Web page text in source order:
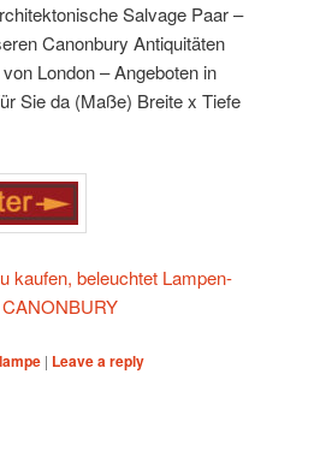
Salvage Paar –
Canonbury Antiquitäten
London – Angeboten in
Sie da (Maße) Breite x Tiefe
kaufen, beleuchtet Lampen-
| Leave a reply